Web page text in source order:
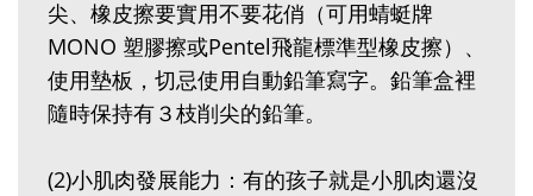
尖、橡皮擦要實用不要花俏（可用蜻蜓牌
MONO 塑膠擦或Pentel飛龍標準型橡皮擦）、
使用墊板，切忌使用自動鉛筆寫字。鉛筆盒裡
隨時保持有３枝削尖的鉛筆。
(2)小肌肉發展能力：有的孩子就是小肌肉還沒